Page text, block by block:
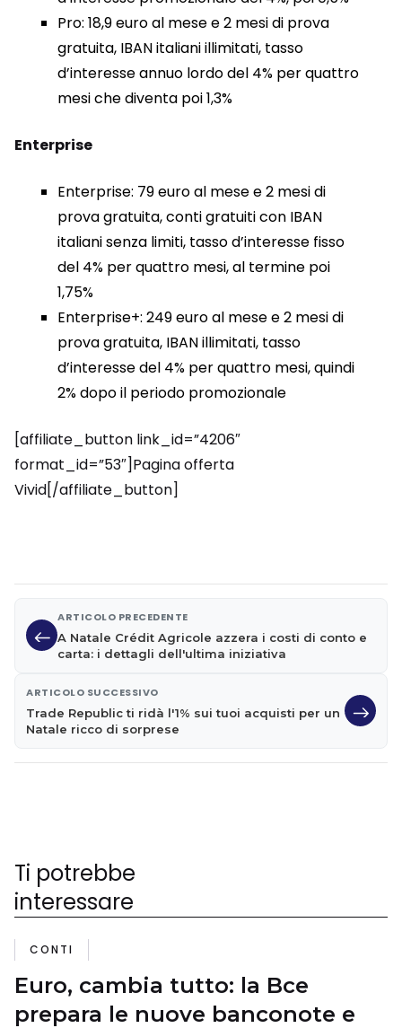
Pro: 18,9 euro al mese e 2 mesi di prova
gratuita, IBAN italiani illimitati, tasso
d’interesse annuo lordo del 4% per quattro
mesi che diventa poi 1,3%
Enterprise
Enterprise: 79 euro al mese e 2 mesi di
prova gratuita, conti gratuiti con IBAN
italiani senza limiti, tasso d’interesse fisso
del 4% per quattro mesi, al termine poi
1,75%
Enterprise+: 249 euro al mese e 2 mesi di
prova gratuita, IBAN illimitati, tasso
d’interesse del 4% per quattro mesi, quindi
2% dopo il periodo promozionale
[affiliate_button link_id=”4206″
format_id=”53″]Pagina offerta
Vivid[/affiliate_button]
ARTICOLO PRECEDENTE
A Natale Crédit Agricole azzera i costi di conto e
carta: i dettagli dell'ultima iniziativa
ARTICOLO SUCCESSIVO
Trade Republic ti ridà l'1% sui tuoi acquisti per un
Natale ricco di sorprese
Ti potrebbe
interessare
CONTI
Euro, cambia tutto: la Bce
prepara le nuove banconote e